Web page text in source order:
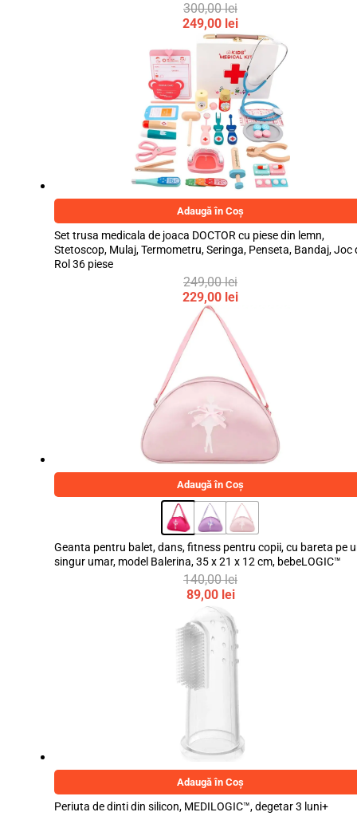
300,00lei
Prețul
inițial
fost:
300,00 lei.
249,00 lei
Prețul
curent
este:
249,00 lei.
Adaugă în Coș
Set trusa medicala de joaca DOCTOR cu piese din lemn,
Stetoscop, Mulaj, Termometru, Seringa, Penseta, Bandaj, Joc
Rol 36 piese
249,00lei
Prețul
inițial
fost:
249,00 lei.
229,00 lei
Prețul
curent
este:
229,00 lei.
Adaugă în Coș
Geanta pentru balet, dans, fitness pentru copii, cu bareta pe
singur umar, model Balerina, 35 x 21 x 12 cm, bebeLOGIC™
140,00lei
Prețul
inițial
a
fost:
140,00 lei.
89,00 lei
Prețul
curent
este:
89,00 lei.
Adaugă în Coș
Periuta de dinti din silicon, MEDILOGIC™, degetar 3 luni+